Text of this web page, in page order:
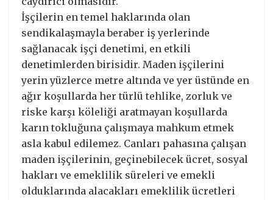
İşçilerin en temel haklarında olan
sendikalaşmayla beraber iş yerlerinde
sağlanacak işçi denetimi, en etkili
denetimlerden birisidir. Maden işçilerini
yerin yüzlerce metre altında ve yer üstünde en
ağır koşullarda her türlü tehlike, zorluk ve
riske karşı köleliği aratmayan koşullarda
karın tokluğuna çalışmaya mahkum etmek
asla kabul edilemez. Canları pahasına çalışan
maden işçilerinin, geçinebilecek ücret, sosyal
hakları ve emeklilik süreleri ve emekli
olduklarında alacakları emeklilik ücretleri